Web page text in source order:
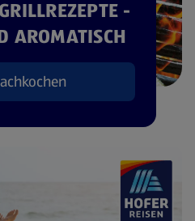
-
AROMATISCH